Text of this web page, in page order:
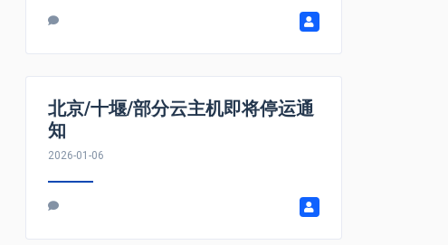
北京/十堰/部分云主机即将停运通
知
2026-01-06